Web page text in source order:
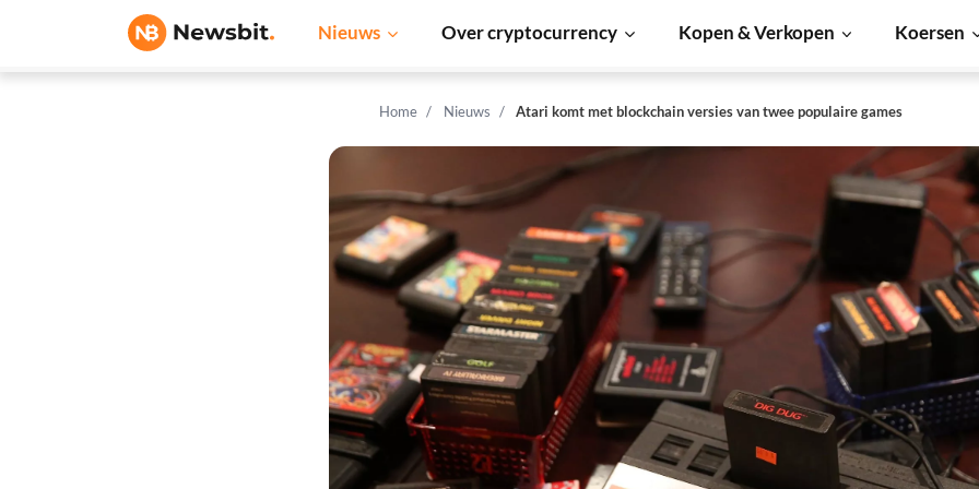
Nieuws Over cryptocurrency Kopen & Verkopen Koersen
Home Nieuws Atari komt met blockchain versies van twee populaire games